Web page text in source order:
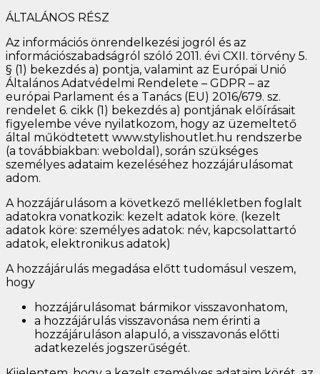
ÁLTALÁNOS RÉSZ
Az információs önrendelkezési jogról és az
információszabadságról szóló 2011. évi CXII. törvény 5.
§ (1) bekezdés a) pontja, valamint az Európai Unió
Általános Adatvédelmi Rendelete – GDPR – az
európai Parlament és a Tanács (EU) 2016/679. sz.
rendelet 6. cikk (1) bekezdés a) pontjának előírásait
figyelembe véve nyilatkozom, hogy az üzemeltető
által működtetett www.stylishoutlet.hu rendszerbe
(a továbbiakban: weboldal), során szükséges
személyes adataim kezeléséhez hozzájárulásomat
adom.
A hozzájárulásom a következő mellékletben foglalt
adatokra vonatkozik: kezelt adatok köre. (kezelt
adatok köre: személyes adatok: név, kapcsolattartó
adatok, elektronikus adatok)
A hozzájárulás megadása előtt tudomásul veszem,
hogy
hozzájárulásomat bármikor visszavonhatom,
a hozzájárulás visszavonása nem érinti a
hozzájáruláson alapuló, a visszavonás előtti
adatkezelés jogszerűségét.